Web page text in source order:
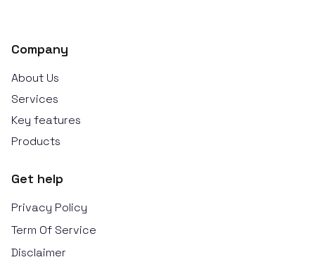
Company
About Us
Services
Key features
Products
Get help
Privacy Policy
Term Of Service
Disclaimer